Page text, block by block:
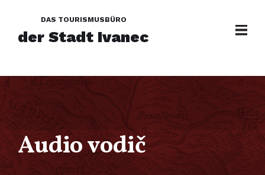
DAS TOURISMUSBÜRO
der Stadt Ivanec
Audio vodič